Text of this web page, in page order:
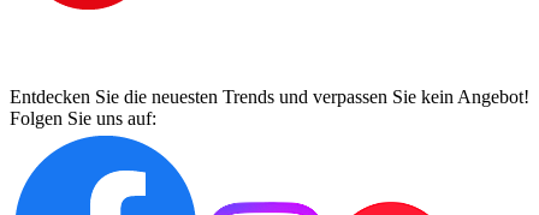
Entdecken Sie die neuesten Trends und verpassen Sie kein Angebot!
Folgen Sie uns auf: